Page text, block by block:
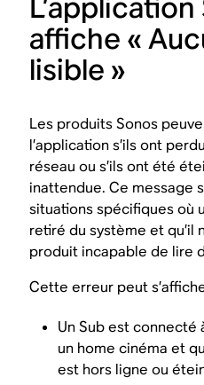
affiche «
lisible »
Les produits Sonos
l’application s’ils ont
réseau ou s’ils ont été
inattendue. Ce message
situations spécifiques où
retiré du système et qu’il
produit incapable de lire
Cette erreur peut
Un Sub est connecté
un home cinéma et
est hors ligne ou